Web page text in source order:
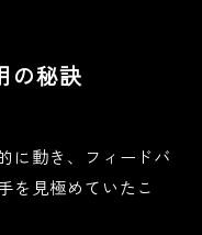
の秘訣
に動き、フィードバ
を見極めていたこ